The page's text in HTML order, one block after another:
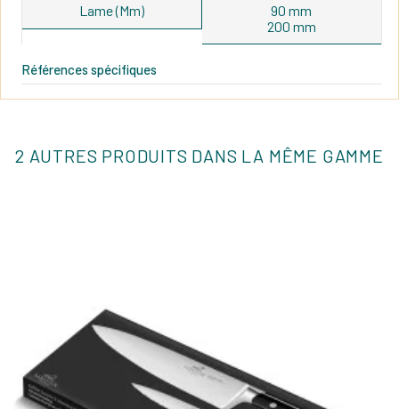
Lame (mm)
90 mm
200 mm
Références spécifiques
2 AUTRES PRODUITS DANS LA MÊME GAMME